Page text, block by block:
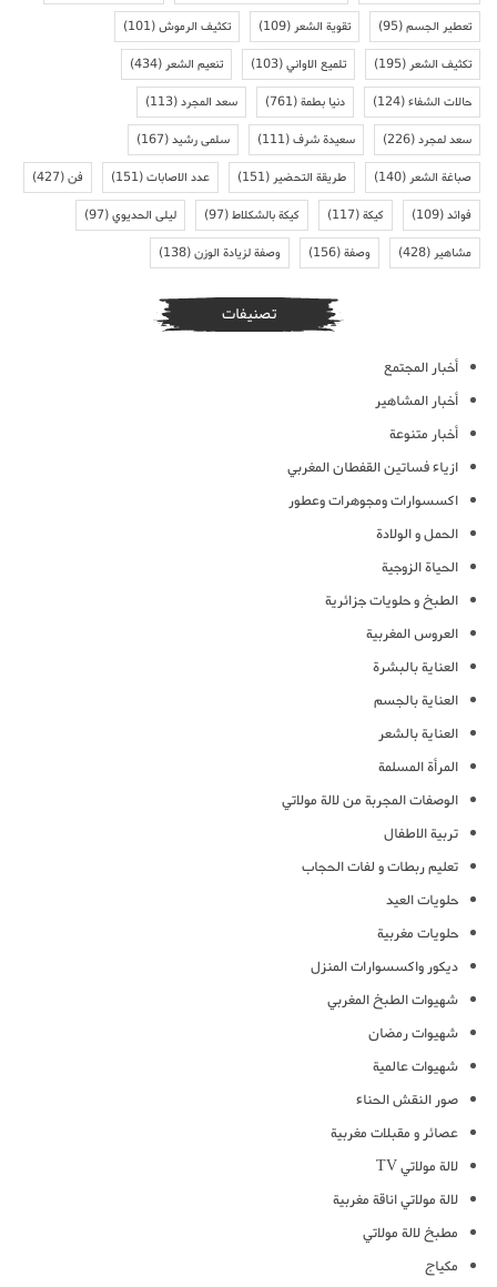
تعطير الجسم(95) تقوية الشعر(109) تكثيف الرموش(101)
تكثيف الشعر(195) تلميع الاواني(103) تنعيم الشعر(434)
حالات الشفاء(124) دنيا بطمة(761) سعد المجرد(113)
سعد لمجرد(226) سعيدة شرف(111) سلمى رشيد(167)
صباغة الشعر(140) طريقة التحضير(151) عدد الاصابات(151) فن(427)
فوائد(109) كيكة(117) كيكة بالشكلاط(97) ليلى الحديوي(97)
مشاهير(428) وصفة(156) وصفة لزيادة الوزن(138)
تصنيفات
أخبار المجتمع
أخبار المشاهير
أخبار متنوعة
ازياء فساتين القفطان المغربي
اكسسوارات ومجوهرات وعطور
الحمل و الولادة
الحياة الزوجية
الطبخ و حلويات جزائرية
العروس المغربية
العناية بالبشرة
العناية بالجسم
العناية بالشعر
المرأة المسلمة
الوصفات المجربة من لالة مولاتي
تربية الاطفال
تعليم ربطات و لفات الحجاب
حلويات العيد
حلويات مغربية
ديكور واكسسوارات المنزل
شهيوات الطبخ المغربي
شهيوات رمضان
شهيوات عالمية
صور النقش الحناء
عصائر و مقبلات مغربية
لالة مولاتي TV
لالة مولاتي اناقة مغربية
مطبخ لالة مولاتي
مكياج